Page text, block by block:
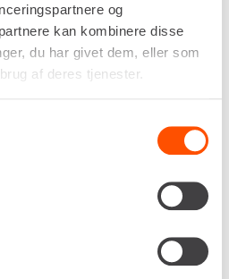
og
kan kombinere disse
du har givet dem, eller som
af deres tjenester.
grøfter, afskrælning af
FL45